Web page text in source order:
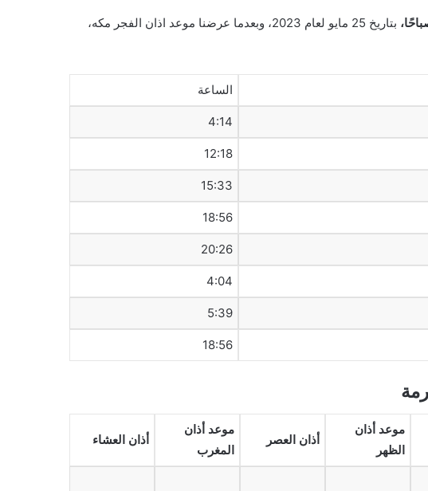
،
بتاريخ 25 مايو لعام 2023، وبعدما عرضنا موعد اذان الفجر مكه،
الساعة
4:14
12:18
15:33
18:56
20:26
4:04
5:39
18:56
موعد أذان
الظهر
أذان العصر
موعد أذان
المغرب
أذان العشاء